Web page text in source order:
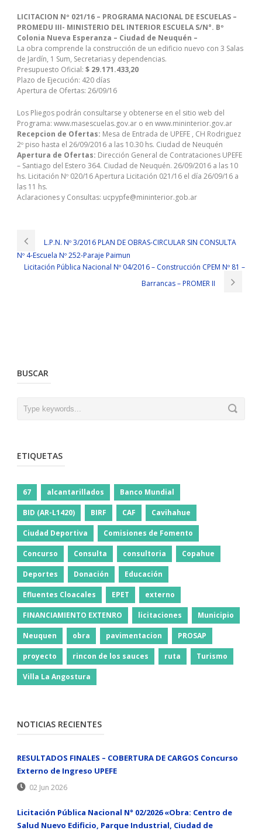
LICITACION Nº 021/16 – PROGRAMA NACIONAL DE ESCUELAS –
PROMEDU III- MINISTERIO DEL INTERIOR ESCUELA S/N°. Bº
Colonia Nueva Esperanza – Ciudad de Neuquén –
La obra comprende la construcción de un edificio nuevo con 3 Salas
de Jardín, 1 Sum, Secretarias y dependencias.
Presupuesto Oficial: $ 29.171.433,20
Plazo de Ejecución: 420 días
Apertura de Ofertas: 26/09/16
Los Pliegos podrán consultarse y obtenerse en el sitio web del
Programa: www.masescuelas.gov.ar o en www.mininterior.gov.ar
Recepcion de Ofertas: Mesa de Entrada de UPEFE , CH Rodriguez
2º piso hasta el 26/09/2016 a las 10.30 hs. Ciudad de Neuquén
Apertura de Ofertas: Dirección General de Contrataciones UPEFE
– Santiago del Estero 364. Ciudad de Neuquén. 26/09/2016 a las 10
hs. Licitación Nº 020/16 Apertura Licitación 021/16 el día 26/09/16 a
las 11 hs.
Aclaraciones y Consultas: ucpypfe@mininterior.gob.ar
L.P.N. Nº 3/2016 PLAN DE OBRAS-CIRCULAR SIN CONSULTA
Nº 4-Escuela Nº 252-Paraje Paimun
Licitación Pública Nacional Nº 04/2016 – Construcción CPEM Nº 81 –
Barrancas – PROMER II
BUSCAR
ETIQUETAS
67 alcantarillados Banco Mundial
BID (AR-L1420) BIRF CAF Cavihahue
Ciudad Deportiva Comisiones de Fomento
Concurso Consulta consultoria Copahue
Deportes Donación Educación
Efluentes Cloacales EPET externo
FINANCIAMIENTO EXTENRO licitaciones Municipio
Neuquen obra pavimentacion PROSAP
proyecto rincon de los sauces ruta Turismo
Villa La Angostura
NOTICIAS RECIENTES
RESULTADOS FINALES – COBERTURA DE CARGOS Concurso
Externo de Ingreso UPEFE
02 Jun 2026
Licitación Pública Nacional N° 02/2026 «Obra: Centro de
Salud Nuevo Edificio, Parque Industrial, Ciudad de